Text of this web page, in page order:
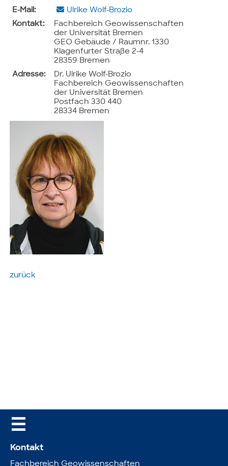
E-Mail:
Ulrike Wolf-Brozio
Kontakt:
Fachbereich Geowissenschaften
der Universität Bremen
GEO Gebäude / Raumnr. 1330
Klagenfurter Straße 2-4
28359 Bremen
Adresse:
Dr. Ulrike Wolf-Brozio
Fachbereich Geowissenschaften
der Universität Bremen
Postfach 330 440
28334 Bremen
zurück
☰
Kontakt
Fachbereich Geowissenschaften